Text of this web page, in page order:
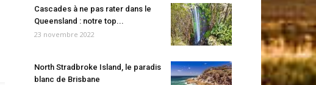
Cascades à ne pas rater dans le
Queensland : notre top...
23 novembre 2022
North Stradbroke Island, le paradis
blanc de Brisbane